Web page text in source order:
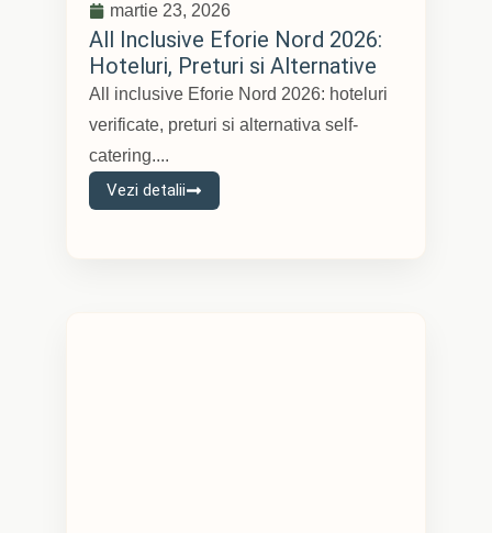
martie 23, 2026
All Inclusive Eforie Nord 2026:
Hoteluri, Preturi si Alternative
All inclusive Eforie Nord 2026: hoteluri
verificate, preturi si alternativa self-
catering....
Vezi detalii